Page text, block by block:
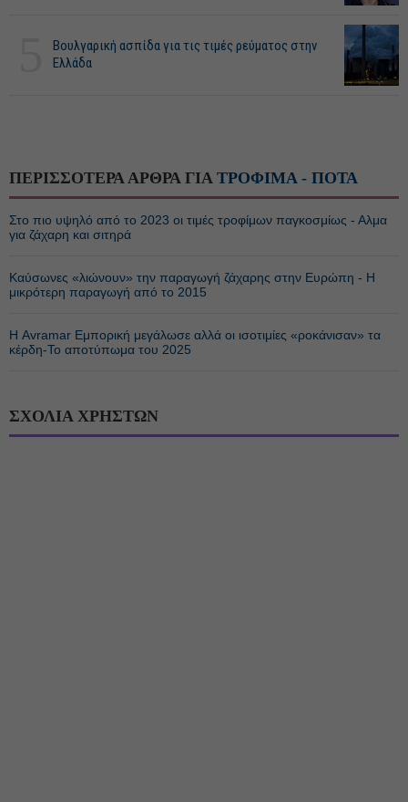
Βουλγαρική ασπίδα για τις τιμές ρεύματος στην
Ελλάδα
ΠΕΡΙΣΣΟΤΕΡΑ ΑΡΘΡΑ ΓΙΑ ΤΡΟΦΙΜΑ - ΠΟΤΑ
Στο πιο υψηλό από το 2023 οι τιμές τροφίμων παγκοσμίως - Αλμα
για ζάχαρη και σιτηρά
Καύσωνες «λιώνουν» την παραγωγή ζάχαρης στην Ευρώπη - Η
μικρότερη παραγωγή από το 2015
Η Avramar Εμπορική μεγάλωσε αλλά οι ισοτιμίες «ροκάνισαν» τα
κέρδη-Το αποτύπωμα του 2025
ΣΧΟΛΙΑ ΧΡΗΣΤΩΝ